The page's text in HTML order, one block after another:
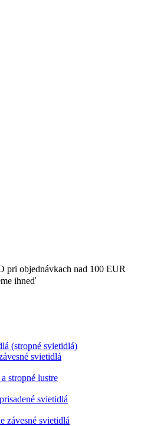
objednávkach nad 100 EUR
ihneď
(stropné svietidlá)
svietidlá
stropné lustre
svietidlá
závesné svietidlá